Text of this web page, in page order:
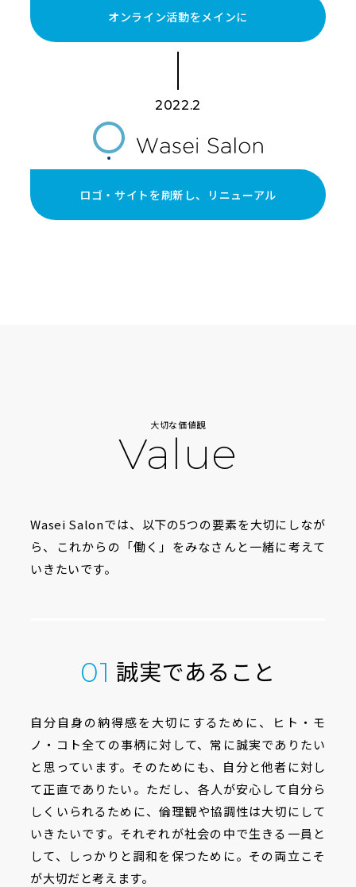
オンライン活動をメインに
2022.2
ロゴ・サイトを刷新し、リニューアル
大切な価値観
Value
Wasei Salonでは、以下の5つの要素を大切にしなが
ら、
これからの「働く」をみなさんと一緒に考えて
いきたいです。
01 誠実であること
自分自身の納得感を大切にするために、ヒト・モ
ノ・コト全ての事柄に対して、常に誠実でありたい
と思っています。そのためにも、自分と他者に対し
て正直でありたい。ただし、各人が安心して自分ら
しくいられるために、倫理観や協調性は大切にして
いきたいです。それぞれが社会の中で生きる一員と
して、しっかりと調和を保つために。その両立こそ
が大切だと考えます。